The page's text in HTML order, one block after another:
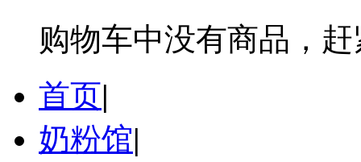
购物车中没有商品，
首页|
奶粉馆|